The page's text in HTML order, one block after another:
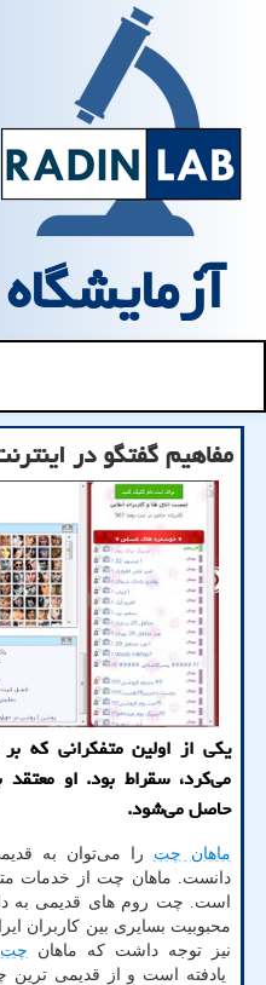
مفاهیم گفتگو در
یكی از اولین متفكرانی كه
می‌كرد، سقراط بود. او
حاصل می‌شود.
ماهان چت را میتوان به
دانست. ماهان چت از خدمات
است. چت روم های قدیمی به
محبوبیت بسایری بین کاربران
نیز توجه داشت که ماهان چت